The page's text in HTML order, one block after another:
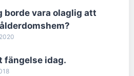
borde vara olaglig att
fängelse idag.